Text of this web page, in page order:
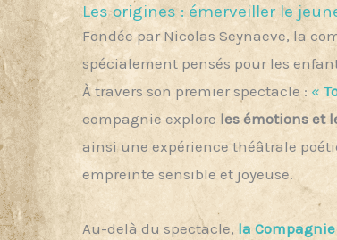
Les origines : émerveiller le
Fondée par Nicolas Seynaeve, la
spécialement pensés pour les
À travers son premier spectacle : «
compagnie explore les émotions et
ainsi une expérience théâtrale
empreinte sensible et joyeuse.
Au-delà du spectacle, la